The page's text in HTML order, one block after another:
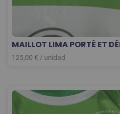
MAILLOT LIMA PORTÉ ET
COLLECTOR
125,00 € / unidad